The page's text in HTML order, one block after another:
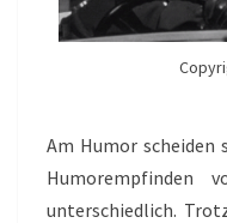
Am Humor scheiden
Humorempfinden
unterschiedlich.